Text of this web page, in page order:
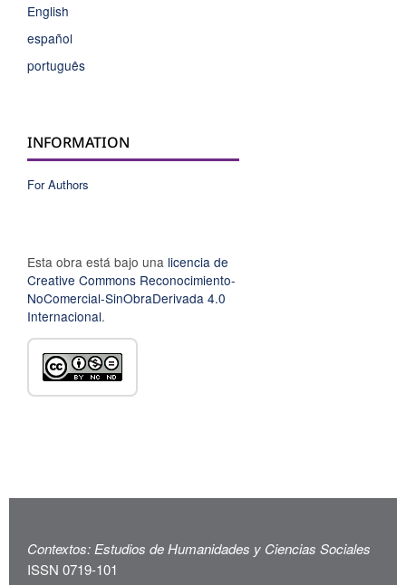
English
español
português
INFORMATION
For Authors
Esta obra está bajo una licencia de
Creative Commons Reconocimiento-
NoComercial-SinObraDerivada 4.0
Internacional.
Contextos: Estudios de Humanidades y Ciencias Sociales
ISSN 0719-101